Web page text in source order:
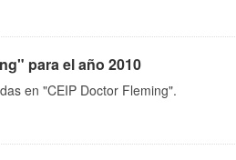
para el año 2010
en "CEIP Doctor Fleming".